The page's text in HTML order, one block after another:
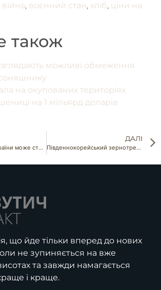
війна, воєнний стан, хліб, ціни на
також
можливі обмеження
на окупованих територіях
на 1 мільярд доларів
Експорт олії з України може стати неможливим
ДАЛІ
Південнокорейський зернотрейдер передав Україні $500 тис
що йде тільки вперед до нових
не зупиняється на вже
та завжди намагається
і краще.